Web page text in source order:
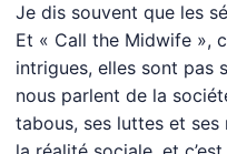
Je dis souvent que les
Et « Call the Midwife »,
intrigues, elles sont pas
nous parlent de la
tabous, ses luttes et ses